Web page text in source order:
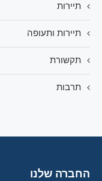
תיירות
תיירות ותעופה
תקשורת
תרבות
החברה שלנו